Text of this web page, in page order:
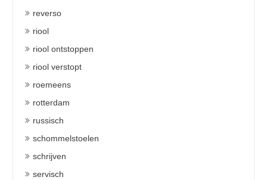
reverso
riool
riool ontstoppen
riool verstopt
roemeens
rotterdam
russisch
schommelstoelen
schrijven
servisch